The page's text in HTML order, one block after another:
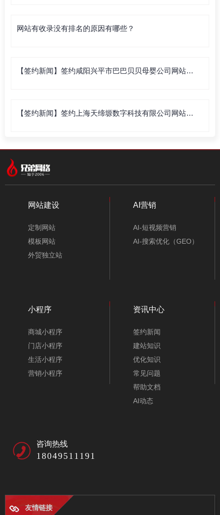
网站有收录没有排名的原因有哪些？
【签约新闻】签约咸阳兴平市巴巴贝贝母婴公司网站建
【签约新闻】签约上海天缔塬数字科技有限公司网站建
网站建设
定制网站
模板网站
外贸独立站
AI营销
AI-短视频营销
AI-搜索优化（GEO）
小程序
商城小程序
门店小程序
生活小程序
营销小程序
资讯中心
签约新闻
建站知识
优化知识
常见问题
帮助文档
AI动态
咨询热线
18049511191
友情链接